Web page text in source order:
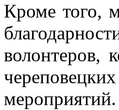
Кроме того,
волонтеров,
мероприятий.